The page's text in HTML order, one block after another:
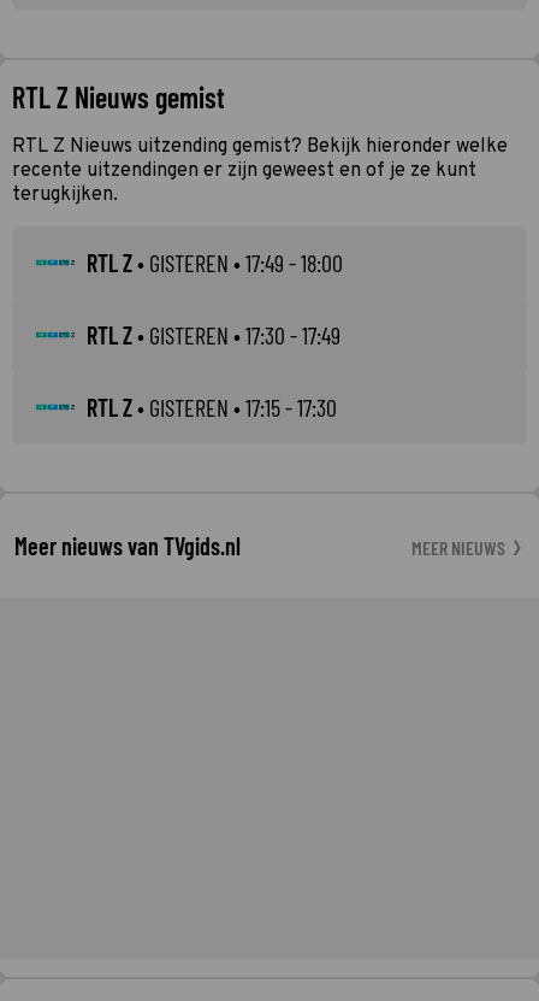
RTL Z Nieuws gemist
RTL Z Nieuws uitzending gemist? Bekijk hieronder welke
recente uitzendingen er zijn geweest en of je ze kunt
terugkijken.
RTL Z• GISTEREN • 17:49 - 18:00
RTL Z• GISTEREN • 17:30 - 17:49
RTL Z• GISTEREN • 17:15 - 17:30
Meer nieuws van TVgids.nl MEER NIEUWS